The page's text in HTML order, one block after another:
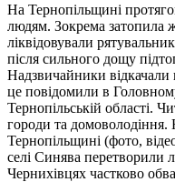
На Тернопільщині
людям. Зокрема затопила
ліквідовували
після сильного дощу
Надзвичайники
це повідомили в
Тернопільській області.
городи та домоволодіння.
Тернопільщині (фото,
селі Синява перетворили
Чернихівцях частково